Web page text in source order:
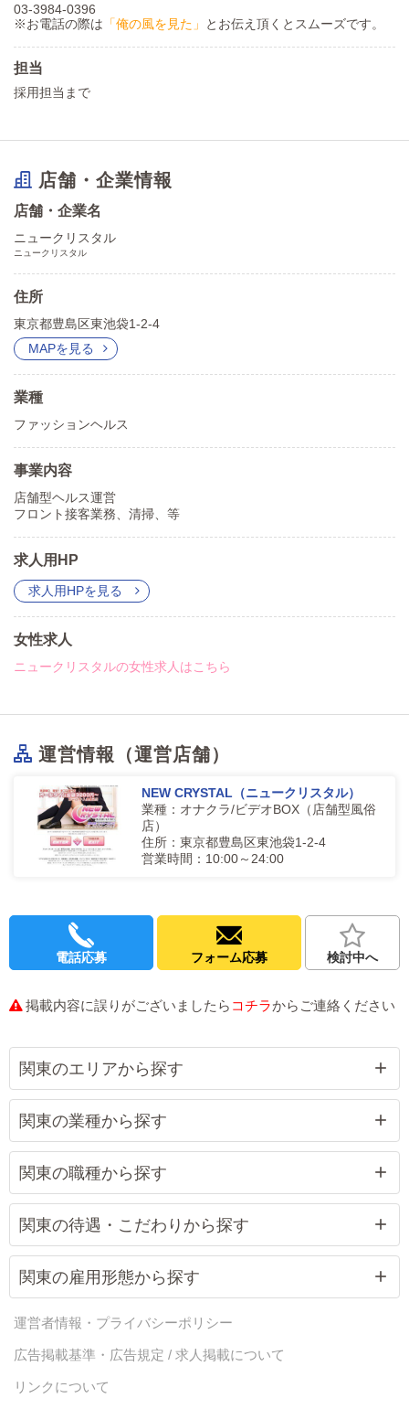
03-3984-0396
※お電話の際は 「俺の風を見た」 とお伝え頂くとスムーズです。
担当
採用担当まで
店舗・企業情報
店舗・企業名
ニュークリスタル
ニュークリスタル
住所
東京都豊島区東池袋1-2-4
MAPを見る
業種
ファッションヘルス
事業内容
店舗型ヘルス運営
フロント接客業務、清掃、等
求人用HP
求人用HPを見る
女性求人
ニュークリスタルの女性求人はこちら
運営情報（運営店舗）
NEW CRYSTAL（ニュークリスタル）
業種：オナクラ/ビデオBOX（店舗型風俗
店）
住所：東京都豊島区東池袋1-2-4
営業時間：10:00～24:00
電話応募 フォーム応募 検討中へ
掲載内容に誤りがございましたら コチラからご連絡ください
関東のエリアから探す
関東の業種から探す
関東の職種から探す
関東の待遇・こだわりから探す
関東の雇用形態から探す
運営者情報・プライバシーポリシー
広告掲載基準・広告規定 / 求人掲載について
リンクについて